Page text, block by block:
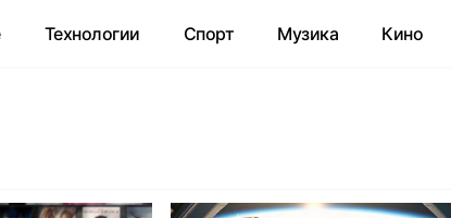
Технологии Спорт Музика Кино